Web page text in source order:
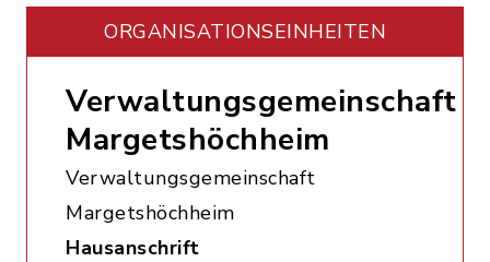
ORGANISATIONS­EINHEITEN
Verwaltungsgemeinschaft
Margetshöchheim
Verwaltungsgemeinschaft
Margetshöchheim
Hausanschrift